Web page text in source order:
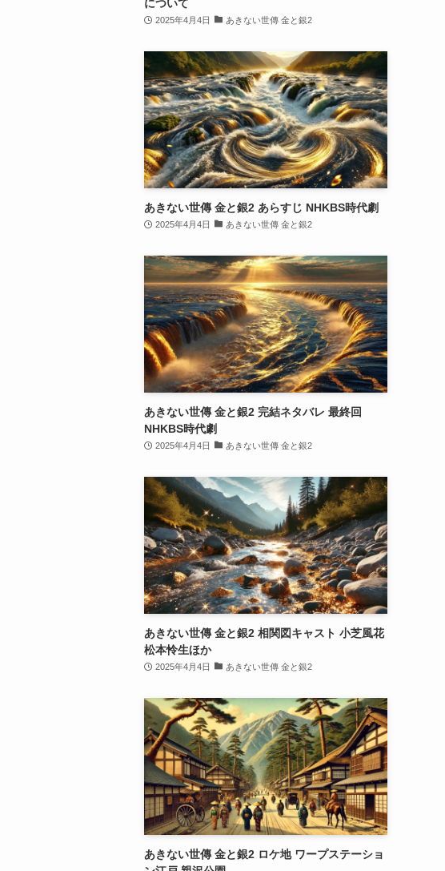
について
2025年4月4日 あきない世傳 金と銀2
あきない世傳 金と銀2 あらすじ NHKBS時代劇
2025年4月4日 あきない世傳 金と銀2
あきない世傳 金と銀2 完結ネタバレ 最終回
NHKBS時代劇
2025年4月4日 あきない世傳 金と銀2
あきない世傳 金と銀2 相関図キャスト 小芝風花
松本怜生ほか
2025年4月4日 あきない世傳 金と銀2
あきない世傳 金と銀2 ロケ地 ワープステーショ